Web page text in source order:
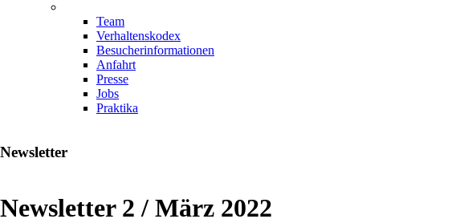
Team
Verhaltenskodex
Besucherinformationen
Anfahrt
Presse
Jobs
Praktika
Newsletter
Newsletter 2 / März 2022